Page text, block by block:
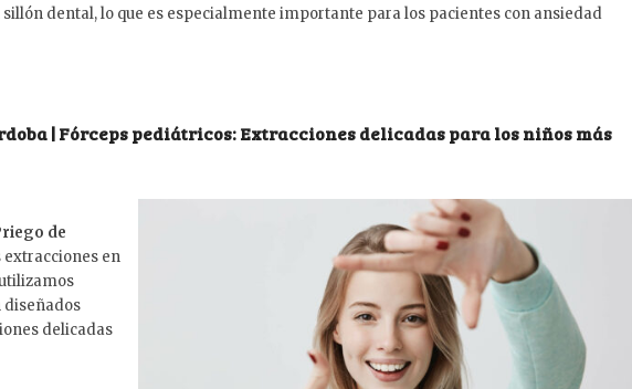
dental, lo que es especialmente importante para los pacientes con ansiedad
| Fórceps pediátricos: Extracciones delicadas para los niños más
de
en
diseñados
delicadas